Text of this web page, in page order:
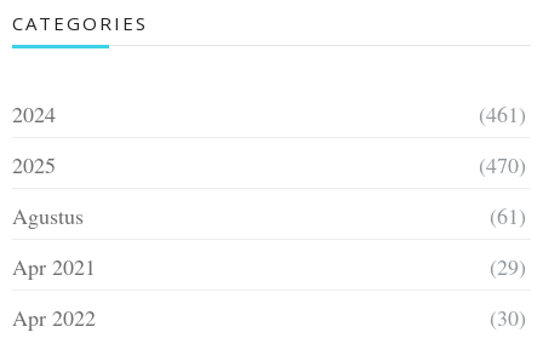
CATEGORIES
2024
(461)
2025
(470)
Agustus
(61)
Apr 2021
(29)
Apr 2022
(30)